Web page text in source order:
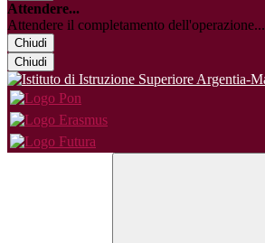
Attendere...
Attendere il completamento dell'operazione...
Chiudi
Chiudi